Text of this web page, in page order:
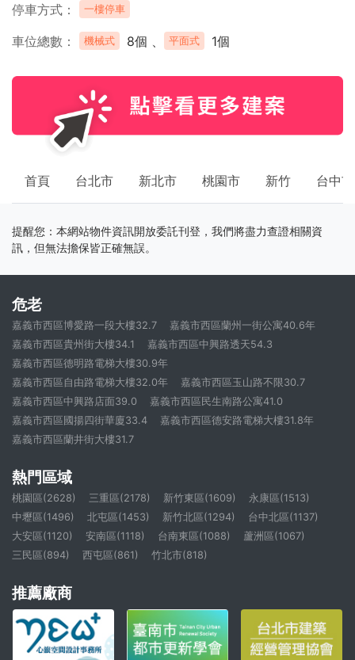
停車方式
一樓停車
車位總數 機械式 8個 、 平面式 1個
首頁 台北市 新北市 桃園市 新竹 台中市
提醒您：本網站物件資訊開放委託刊登，我們將盡力查證相關資
訊，但無法擔保皆正確無誤。
危老
嘉義市西區博愛路一段大樓32.7
嘉義市西區蘭州一街公寓40.6年
嘉義市西區貴州街大樓34.1
嘉義市西區中興路透天54.3
嘉義市西區德明路電梯大樓30.9年
嘉義市西區自由路電梯大樓32.0年
嘉義市西區玉山路不限30.7
嘉義市西區中興路店面39.0
嘉義市西區民生南路公寓41.0
嘉義市西區國揚四街華廈33.4
嘉義市西區德安路電梯大樓31.8年
嘉義市西區蘭井街大樓31.7
熱門區域
桃園區(2628) 三重區(2178) 新竹東區(1609)
永康區(1513)
中壢區(1496)
北屯區(1453) 新竹北區(1294)
台中北區(1137)
大安區(1120)
安南區(1118) 台南東區(1088)
蘆洲區(1067)
三民區(894)
西屯區(861) 竹北市(818)
推薦廠商